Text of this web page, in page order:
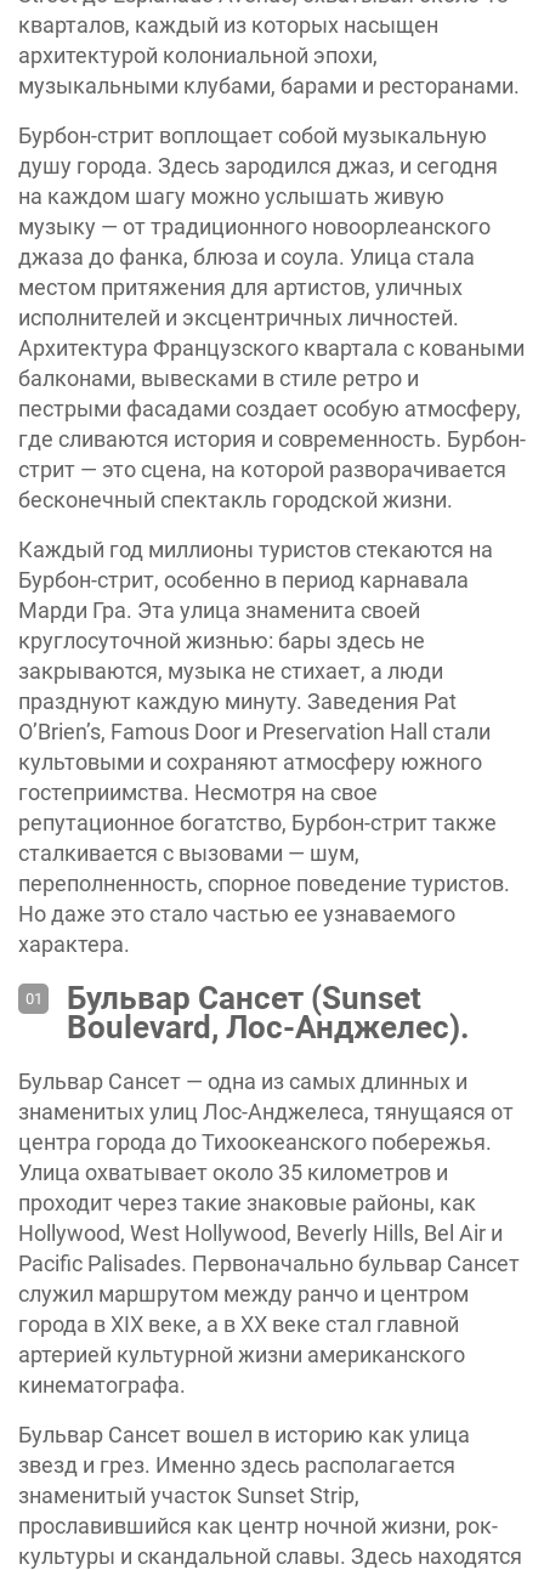
кварталов, каждый из которых насыщен
архитектурой колониальной эпохи,
музыкальными клубами, барами и ресторанами.
Бурбон-стрит воплощает собой музыкальную
душу города. Здесь зародился джаз, и сегодня
на каждом шагу можно услышать живую
музыку — от традиционного новоорлеанского
джаза до фанка, блюза и соула. Улица стала
местом притяжения для артистов, уличных
исполнителей и эксцентричных личностей.
Архитектура Французского квартала с коваными
балконами, вывесками в стиле ретро и
пестрыми фасадами создает особую атмосферу,
где сливаются история и современность. Бурбон-
стрит — это сцена, на которой разворачивается
бесконечный спектакль городской жизни.
Каждый год миллионы туристов стекаются на
Бурбон-стрит, особенно в период карнавала
Марди Гра. Эта улица знаменита своей
круглосуточной жизнью: бары здесь не
закрываются, музыка не стихает, а люди
празднуют каждую минуту. Заведения Pat
O’Brien’s, Famous Door и Preservation Hall стали
культовыми и сохраняют атмосферу южного
гостеприимства. Несмотря на свое
репутационное богатство, Бурбон-стрит также
сталкивается с вызовами — шум,
переполненность, спорное поведение туристов.
Но даже это стало частью ее узнаваемого
характера.
Бульвар Сансет (Sunset
Boulevard, Лос-Анджелес).
Бульвар Сансет — одна из самых длинных и
знаменитых улиц Лос-Анджелеса, тянущаяся от
центра города до Тихоокеанского побережья.
Улица охватывает около 35 километров и
проходит через такие знаковые районы, как
Hollywood, West Hollywood, Beverly Hills, Bel Air и
Pacific Palisades. Первоначально бульвар Сансет
служил маршрутом между ранчо и центром
города в XIX веке, а в XX веке стал главной
артерией культурной жизни американского
кинематографа.
Бульвар Сансет вошел в историю как улица
звезд и грез. Именно здесь располагается
знаменитый участок Sunset Strip,
прославившийся как центр ночной жизни, рок-
культуры и скандальной славы. Здесь находятся